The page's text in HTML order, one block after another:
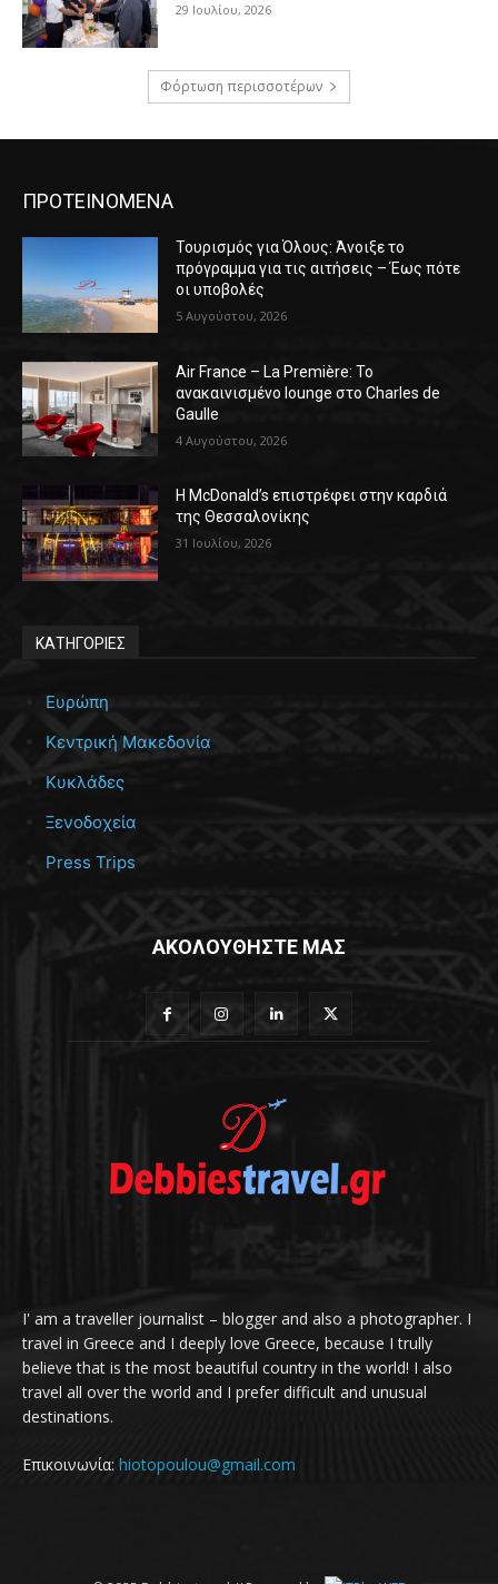
29 Ιουλίου, 2026
Φόρτωση περισσοτέρων
ΠΡΟΤΕΙΝΟΜΕΝΑ
Τουρισμός για Όλους: Άνοιξε το
πρόγραμμα για τις αιτήσεις – Έως πότε
οι υποβολές
5 Αυγούστου, 2026
Air France – La Première: Το
ανακαινισμένο lounge στο Charles de
Gaulle
4 Αυγούστου, 2026
Η McDonald’s επιστρέφει στην καρδιά
της Θεσσαλονίκης
31 Ιουλίου, 2026
ΚΑΤΗΓΟΡΙΕΣ
Ευρώπη
Κεντρική Μακεδονία
Κυκλάδες
Ξενοδοχεία
Press Trips
ΑΚΟΛΟΥΘΗΣΤΕ ΜΑΣ
I' am a traveller journalist – blogger and also a photographer. I
travel in Greece and I deeply love Greece, because I trully
believe that is the most beautiful country in the world! I also
travel all over the world and I prefer difficult and unusual
destinations.
Επικοινωνία: hiotopoulou@gmail.com